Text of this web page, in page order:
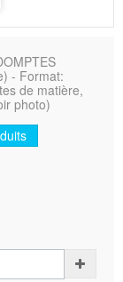
- Format:
de matière,
photo)